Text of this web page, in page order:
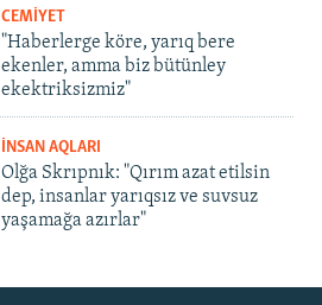
CEMİYET
"Haberlerge köre, yarıq bere
ekenler, amma biz bütünley
ekektriksizmiz"
İNSAN AQLARI
Olğa Skrıpnık: "Qırım azat etilsin
dep, insanlar yarıqsız ve suvsuz
yaşamağa azırlar"